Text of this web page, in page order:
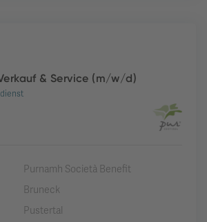
& Service (m/w/d)
Purnamh Società Benefit
Bruneck
Pustertal